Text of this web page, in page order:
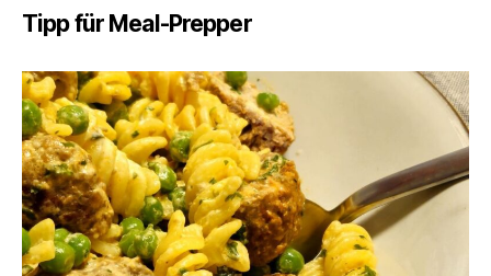
Tipp für Meal-Prepper